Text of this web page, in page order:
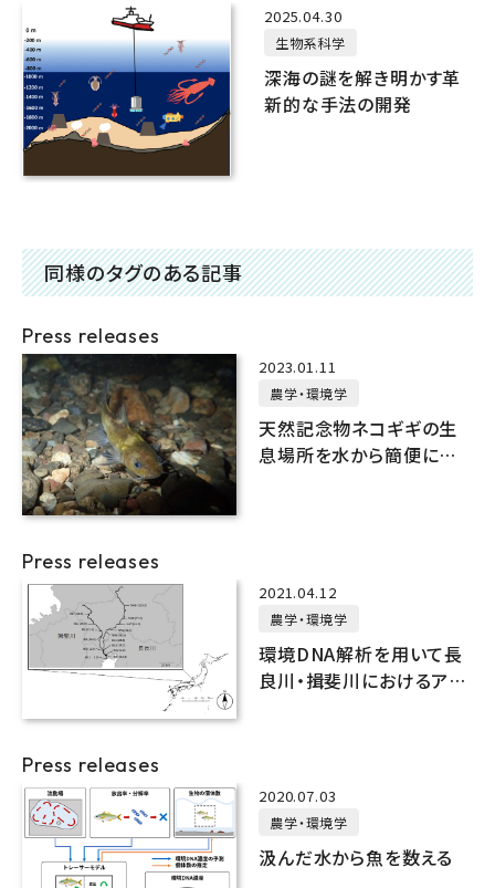
2025.04.30
生物系科学
深海の謎を解き明かす革
新的な手法の開発
同様のタグのある記事
Press releases
2023.01.11
農学・環境学
天然記念物ネコギギの生
息場所を水から簡便に把
Press releases
2021.04.12
農学・環境学
環境DNA解析を用いて長
良川・揖斐川におけるアユ
Press releases
2020.07.03
農学・環境学
汲んだ水から魚を数える